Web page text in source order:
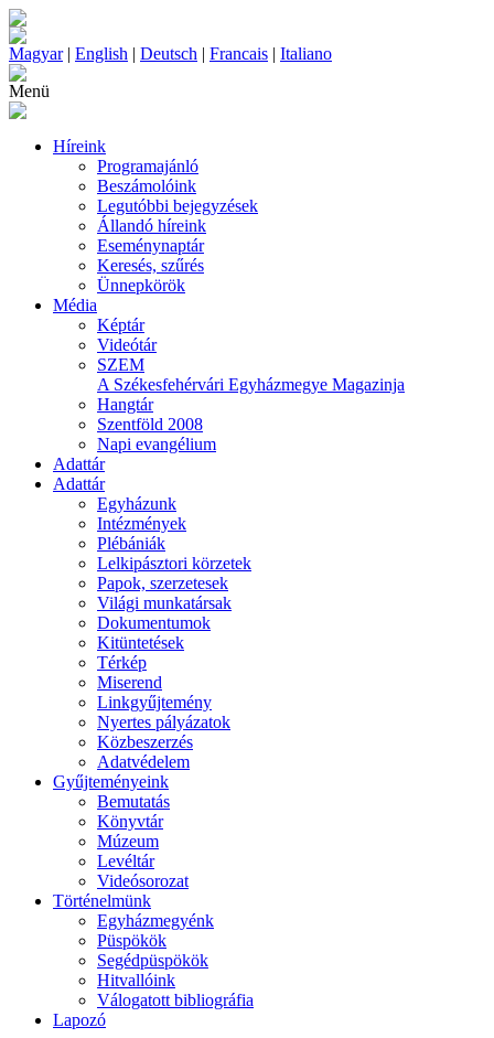
Magyar| English | Deutsch | Francais | Italiano
Menü
Híreink
Programajánló
Beszámolóink
Legutóbbi bejegyzések
Állandó híreink
Eseménynaptár
Keresés, szűrés
Ünnepkörök
Média
Képtár
Videótár
SZEM
A Székesfehérvári Egyházmegye Magazinja
Hangtár
Szentföld 2008
Napi evangélium
Adattár
Adattár
Egyházunk
Intézmények
Plébániák
Lelkipásztori körzetek
Papok, szerzetesek
Világi munkatársak
Dokumentumok
Kitüntetések
Térkép
Miserend
Linkgyűjtemény
Nyertes pályázatok
Közbeszerzés
Adatvédelem
Gyűjteményeink
Bemutatás
Könyvtár
Múzeum
Levéltár
Videósorozat
Történelmünk
Egyházmegyénk
Püspökök
Segédpüspökök
Hitvallóink
Válogatott bibliográfia
Lapozó